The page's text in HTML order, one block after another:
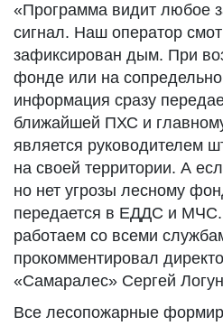
«Программа видит любое
сигнал. Наш оператор
зафиксирован дым. При
фонде или на
информация сразу
ближайшей ПХС и
является руководителем
на своей территории. А
но нет угрозы лесному
передается в ЕДДС и
работаем со всеми
прокомментировал
«Самаралес» Сергей
Все лесопожарные